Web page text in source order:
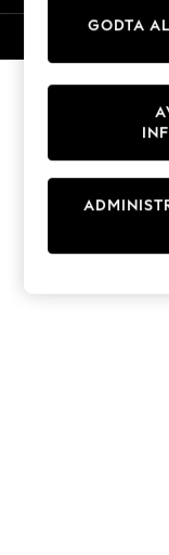
Coats &
Knitwear
Cardigans
Dresses
Sets &
T-Shirts
GODTA